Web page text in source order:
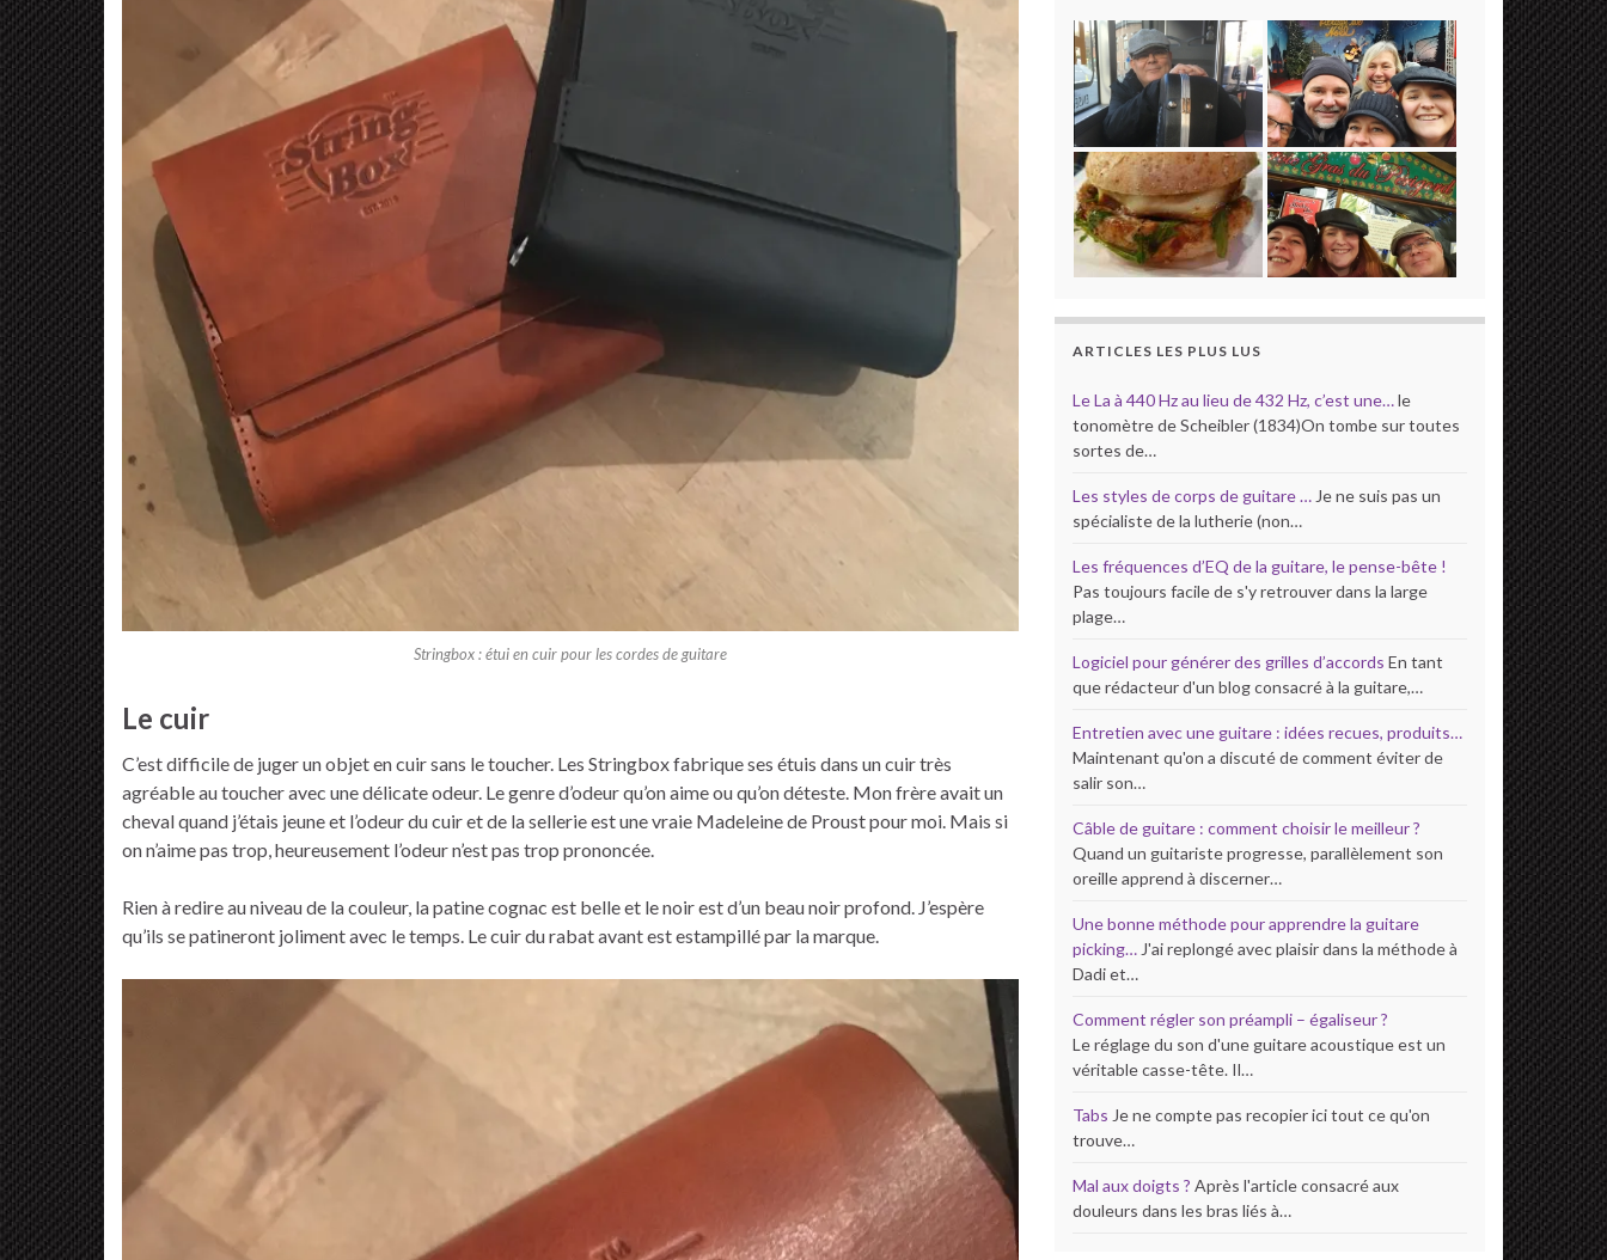
Stringbox : étui en cuir pour les cordes de guitare
Le cuir
C’est difficile de juger un objet en cuir sans le toucher. Les Stringbox fabrique ses étuis dans un cuir très
agréable au toucher avec une délicate odeur. Le genre d’odeur qu’on aime ou qu’on déteste. Mon frère avait un
cheval quand j’étais jeune et l’odeur du cuir et de la sellerie est une vraie Madeleine de Proust pour moi. Mais si
on n’aime pas trop, heureusement l’odeur n’est pas trop prononcée.
Rien à redire au niveau de la couleur, la patine cognac est belle et le noir est d’un beau noir profond. J’espère
qu’ils se patineront joliment avec le temps. Le cuir du rabat avant est estampillé par la marque.
ARTICLES LES PLUS LUS
Le La à 440 Hz au lieu de 432 Hz, c’est une…le
tonomètre de Scheibler (1834)On tombe sur toutes
sortes de…
Les styles de corps de guitare … Je ne suis pas un
spécialiste de la lutherie (non…
Les fréquences d’EQ de la guitare, le pense-bête !
Pas toujours facile de s'y retrouver dans la large
plage…
Logiciel pour générer des grilles d’accords En tant
que rédacteur d'un blog consacré à la guitare,…
Entretien avec une guitare : idées recues, produits…
Maintenant qu'on a discuté de comment éviter de
salir son…
Câble de guitare : comment choisir le meilleur ?
Quand un guitariste progresse, parallèlement son
oreille apprend à discerner…
Une bonne méthode pour apprendre la guitare
picking… J'ai replongé avec plaisir dans la méthode à
Dadi et…
Comment régler son préampli – égaliseur ?
Le réglage du son d'une guitare acoustique est un
véritable casse-tête. Il…
Tabs Je ne compte pas recopier ici tout ce qu'on
trouve…
Mal aux doigts ? Après l'article consacré aux
douleurs dans les bras liés à…